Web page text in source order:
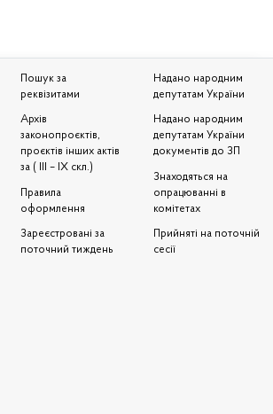
Пошук за
реквізитами
Архів
законопроєктів,
проєктів інших актів
за ( III – IX скл.)
Правила
оформлення
Зареєстровані за
поточний тиждень
Надано народним
депутатам України
Надано народним
депутатам України
документів до ЗП
Знаходяться на
опрацюванні в
комітетах
Прийняті на поточній
сесії